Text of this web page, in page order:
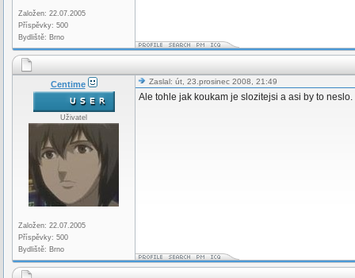
Založen: 22.07.2005
Příspěvky: 500
Bydliště: Brno
Centime
Uživatel
Založen: 22.07.2005
Příspěvky: 500
Bydliště: Brno
Zaslal: út, 23.prosinec 2008, 21:49
Ale tohle jak koukam je slozitejsi a asi by to neslo.